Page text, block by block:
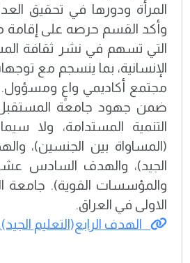
المرأة ودورها في تحقيق
وأكد القسم حرصه على
التي تسهم في نشر ثقافة
الإنسانية، بما ينسجم مع
مجتمع أكاديمي واعٍ ومسؤول.
ضمن جهود جامعة
التنمية المستدامة، ولا
(المساواة بين الجنسين)،
الجيد)، والهدف السادس
والمؤسسات القوية). جامعة
الاولى في العراق.
الهدف الرابع(التعليم الجيد).